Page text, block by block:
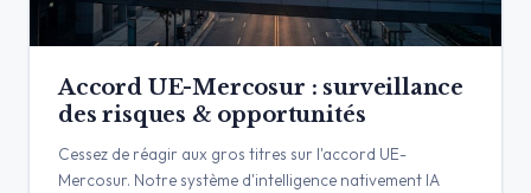
Accord UE-Mercosur : surveillance
des risques & opportunités
Cessez de réagir aux gros titres sur l'accord UE-
Mercosur. Notre système d'intelligence nativement IA